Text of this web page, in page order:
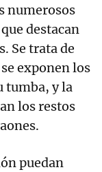
numerosos
destacan
Se trata de
exponen los
tumba, y la
los restos
puedan